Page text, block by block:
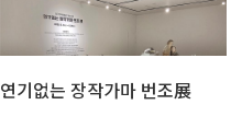
연기없는 장작가마 번조展